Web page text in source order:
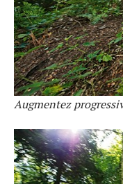
Augmentez